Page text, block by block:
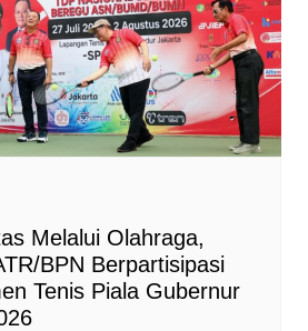
Melalui Olahraga,
BPN Berpartisipasi
Tenis Piala Gubernur